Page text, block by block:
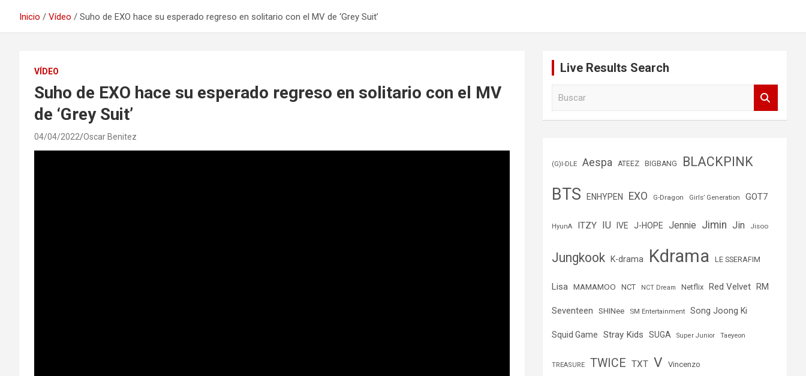
Inicio Vídeo Suho de EXO hace su esperado regreso en solitario con el MV de ‘Grey Suit’
VÍDEO
Suho de EXO hace su esperado regreso en solitario con el MV
de ‘Grey Suit’
04/04/2022 Oscar Benitez
Live Results Search
(G)I-DLE Aespa ATEEZ BIGBANG BLACKPINK
BTS ENHYPEN EXO G-Dragon Girls’ Generation GOT7
HyunA ITZY IU IVE J-HOPE Jennie Jimin Jin Jisoo
Jungkook K-drama Kdrama LE SSERAFIM
Lisa MAMAMOO NCT NCT Dream Netflix Red Velvet RM
Seventeen SHINee SM Entertainment Song Joong Ki
Squid Game Stray Kids SUGA Super Junior Taeyeon
TREASURE TWICE TXT V Vincenzo